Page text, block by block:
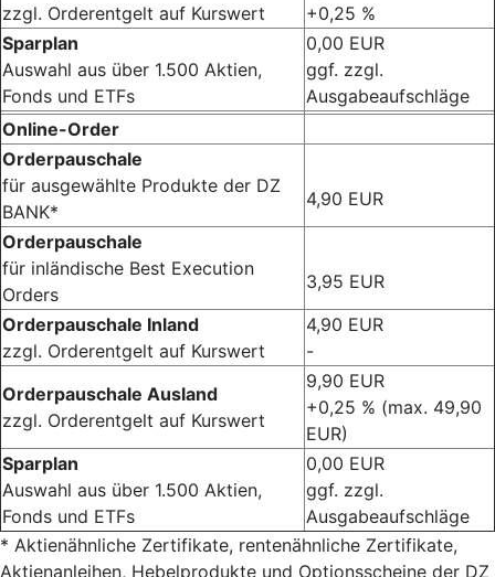
zzgl. Orderentgelt auf Kurswert
+0,25 %
Sparplan
Auswahl aus über 1.500 Aktien,
Fonds und ETFs
0,00 EUR
ggf. zzgl.
Ausgabeaufschläge
Online-Order
Orderpauschale
für ausgewählte Produkte der DZ
BANK*
4,90 EUR
Orderpauschale
für inländische Best Execution
Orders
3,95 EUR
Orderpauschale Inland
zzgl. Orderentgelt auf Kurswert
4,90 EUR
-
Orderpauschale Ausland
zzgl. Orderentgelt auf Kurswert
9,90 EUR
+0,25 % (max. 49,90
EUR)
Sparplan
Auswahl aus über 1.500 Aktien,
Fonds und ETFs
0,00 EUR
ggf. zzgl.
Ausgabeaufschläge
* Aktienähnliche Zertifikate, rentenähnliche Zertifikate,
Aktienanleihen, Hebelprodukte und Optionsscheine der DZ